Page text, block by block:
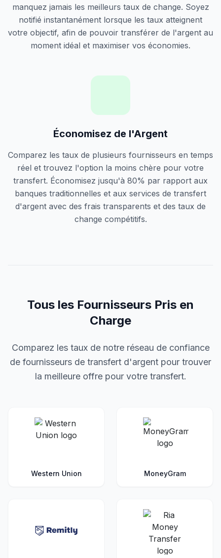
manquez jamais les meilleurs taux de change. Soyez
notifié instantanément lorsque les taux atteignent
votre objectif, afin de pouvoir transférer de l'argent au
moment idéal et maximiser vos économies.
Économisez de l'Argent
Comparez les taux de plusieurs fournisseurs en temps
réel et trouvez l'option la moins chère pour votre
transfert. Économisez jusqu'à 80% par rapport aux
banques traditionnelles et aux services de transfert
d'argent avec des frais transparents et des taux de
change compétitifs.
Tous les Fournisseurs Pris en
Charge
Comparez les taux de notre réseau de confiance
de fournisseurs de transfert d'argent pour trouver
la meilleure offre pour votre transfert.
Western Union MoneyGram